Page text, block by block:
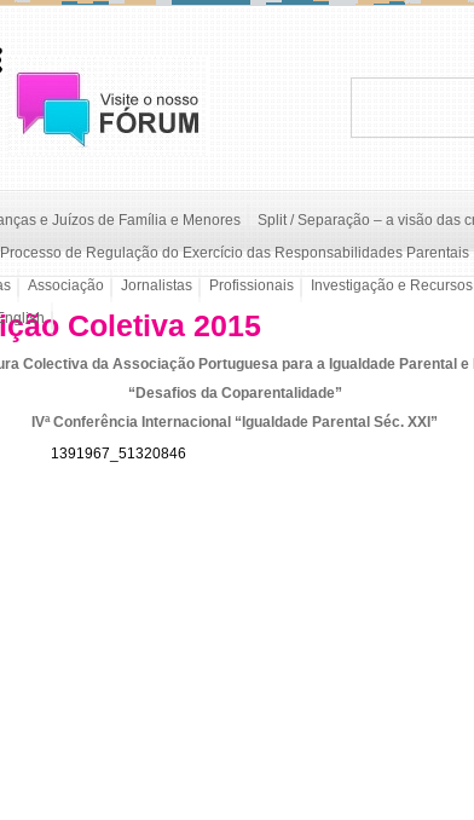
e Juízos de Família e Menores Split / Separação – a visão das
Processo de Regulação do Exercício das Responsabilidades Parentais
Associação Jornalistas Profissionais Investigação e Recursos
Coletiva 2015
Colectiva da Associação Portuguesa para a Igualdade Parental
“Desafios da Coparentalidade”
IVª Conferência Internacional “Igualdade Parental Séc. XXI”